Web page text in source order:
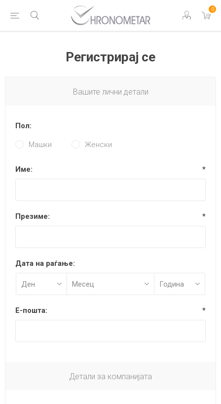
0
Регистрирај се
Вашите лични детали
Пол:
Машки Женски
Име: *
Презиме: *
Дата на раѓање:
Е-пошта: *
Детали за компанијата